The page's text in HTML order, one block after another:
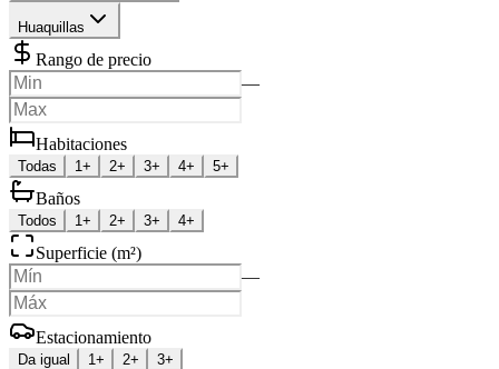
Huaquillas
Rango de precio
—
Habitaciones
Todas 1+ 2+ 3+ 4+ 5+
Baños
Todos 1+ 2+ 3+ 4+
Superficie (m²)
—
Estacionamiento
Da igual 1+ 2+ 3+